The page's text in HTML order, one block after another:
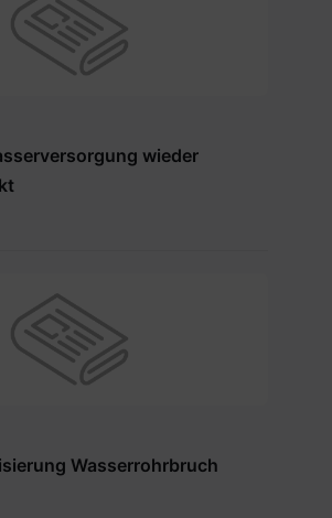
wieder
Wasserrohrbruch